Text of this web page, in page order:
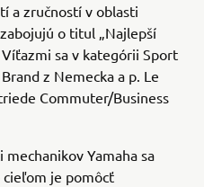
a zručností v oblasti
o titul „Najlepší
sa v kategórii Sport
z Nemecka a p. Le
Commuter/Business
Yamaha sa
cieľom je pomôcť